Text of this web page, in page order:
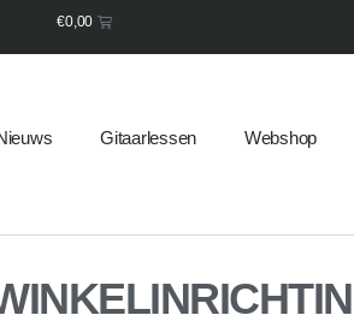
€0,00
Gitaarlessen Webshop